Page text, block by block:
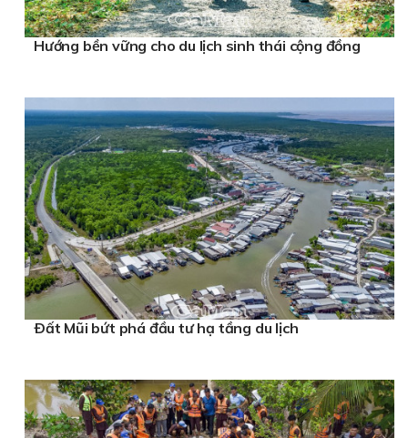
Hướng bền vững cho du lịch sinh thái cộng đồng
Ðất Mũi bứt phá đầu tư hạ tầng du lịch